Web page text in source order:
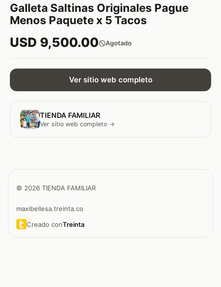
Galleta Saltinas Originales Pague
Menos Paquete x 5 Tacos
USD 9,500.00 Agotado
Ver sitio web completo
TIENDA FAMILIAR
Ver sitio web completo →
© 2026 TIENDA FAMILIAR
maxibellesa.treinta.co
Creado conTreinta